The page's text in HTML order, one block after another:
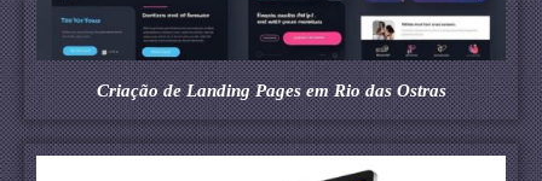
Criação de Landing Pages em Rio das Ostras